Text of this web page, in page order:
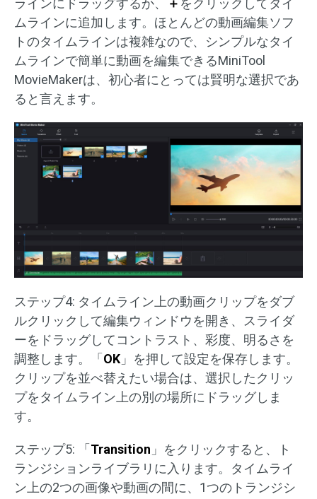
ラインにドラッグするか、
＋ をクリックしてタイ
ムラインに追加します。ほとんどの動画編集ソフ
トのタイムラインは複雑なので、シンプルなタイ
ムラインで簡単に動画を編集できるMiniTool
MovieMakerは、初心者にとっては賢明な選択であ
ると言えます。
ステップ4: タイムライン上の動画クリップをダブ
ルクリックして編集ウィンドウを開き、スライダ
ーをドラッグしてコントラスト、彩度、明るさを
調整します。「 OK 」を押して設定を保存します。
クリップを並べ替えたい場合は、選択したクリッ
プをタイムライン上の別の場所にドラッグしま
す。
ステップ5: 「 Transition 」をクリックすると、ト
ランジションライブラリに入ります。タイムライ
ン上の2つの画像や動画の間に、1つのトランジシ